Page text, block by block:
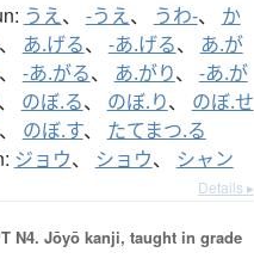
うえ、 -うえ、 うわ-、 か
、 あ.げる、 -あ.げる、 あ.が
、 -あ.がる、 あ.がり、 -あ.が
、 のぼ.る、 のぼ.り、 のぼ.せ
、 のぼ.す、 たてまつ.る
ジョウ、 ショウ、 シャン
Details ▸
N4. Jōyō kanji, taught in grade